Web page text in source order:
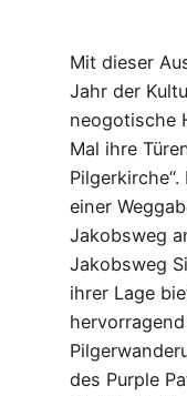
Mit dieser
Jahr der
neogotische
Mal ihre
einer
Jakobsweg
Jakobsweg
ihrer Lage
des Purple